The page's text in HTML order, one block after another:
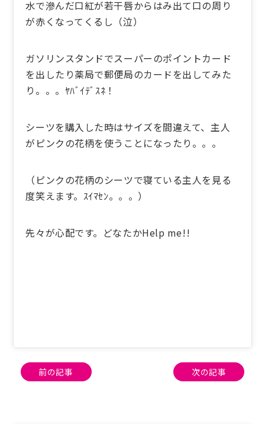
水で滲んだ口紅が若干唇からはみ出て口の周り
が赤くなってくるし（泣）
ガソリンスタンドでスーパーのポイントカード
を出したり薬局で郵便局のカードを出してみた
り。。。ﾔﾊﾞｲﾃﾞｽﾈ！
シーツを購入した時はサイズを間違えて、主人
がピンクの花柄を使うことになったり。。。
（ピンクの花柄のシーツで寝ている主人を見る
度笑えます。ｽｲﾏｾﾝ。。。）
先々が心配です。どなたかHelp me!!
投
稿
前の記事 次の記事